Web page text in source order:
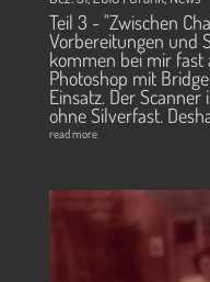
Teil 3 - "Zwischen
Vorbereitungen und
kommen bei mir fast
Photoshop mit
Einsatz. Der
ohne Silverfast.
read more